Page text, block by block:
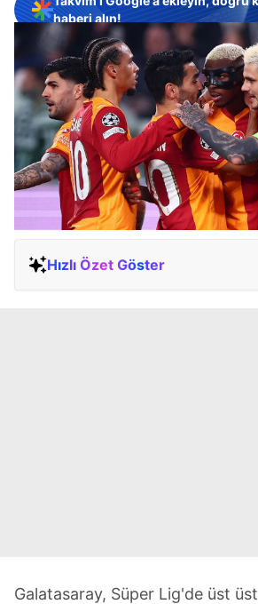
haberi alın!
Hızlı Özet Göster
Galatasaray, Süper Lig'de üst